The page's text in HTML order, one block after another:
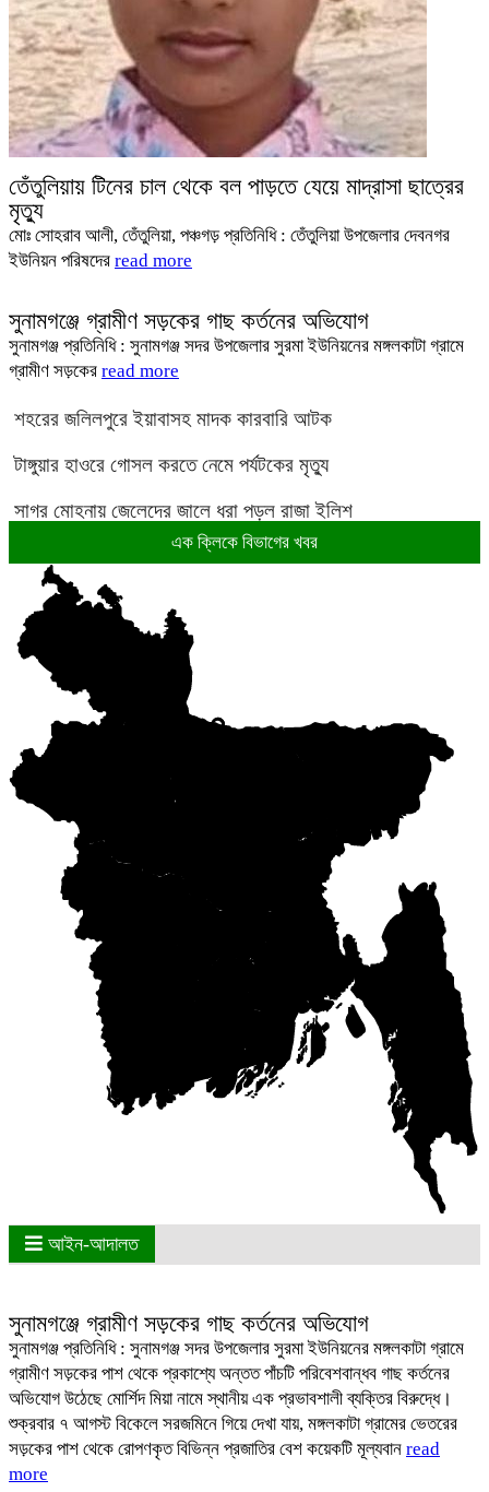
তেঁতুলিয়ায় টিনের চাল থেকে বল পাড়তে যেয়ে মাদ্রাসা ছাত্রের
মৃত্যু
মোঃ সোহরাব আলী, তেঁতুলিয়া, পঞ্চগড় প্রতিনিধি : তেঁতুলিয়া উপজেলার দেবনগর
ইউনিয়ন পরিষদের read more
সুনামগঞ্জে গ্রামীণ সড়কের গাছ কর্তনের অভিযোগ
‎সুনামগঞ্জ প্রতিনিধি : ‎‎সুনামগঞ্জ সদর উপজেলার সুরমা ইউনিয়নের মঙ্গলকাটা গ্রামে
গ্রামীণ সড়কের read more
শহরের জলিলপুরে ইয়াবাসহ মাদক কারবারি আটক
টাঙ্গুয়ার হাওরে গোসল করতে নেমে পর্যটকের মৃত্যু
সাগর মোহনায় জেলেদের জালে ধরা পড়ল রাজা ইলিশ
এক ক্লিকে বিভাগের খবর
আইন-আদালত
সুনামগঞ্জে গ্রামীণ সড়কের গাছ কর্তনের অভিযোগ
‎সুনামগঞ্জ প্রতিনিধি : ‎‎সুনামগঞ্জ সদর উপজেলার সুরমা ইউনিয়নের মঙ্গলকাটা গ্রামে
গ্রামীণ সড়কের পাশ থেকে প্রকাশ্যে অন্তত পাঁচটি পরিবেশবান্ধব গাছ কর্তনের
অভিযোগ উঠেছে মোর্শিদ মিয়া নামে স্থানীয় এক প্রভাবশালী ব্যক্তির বিরুদ্ধে।
‎শুক্রবার ৭ আগস্ট বিকেলে সরজমিনে গিয়ে দেখা যায়, মঙ্গলকাটা গ্রামের ভেতরের
সড়কের পাশ থেকে রোপণকৃত বিভিন্ন প্রজাতির বেশ কয়েকটি মূল্যবান read
more